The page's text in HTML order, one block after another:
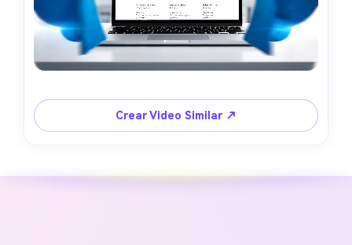
Crear Video Similar ↗